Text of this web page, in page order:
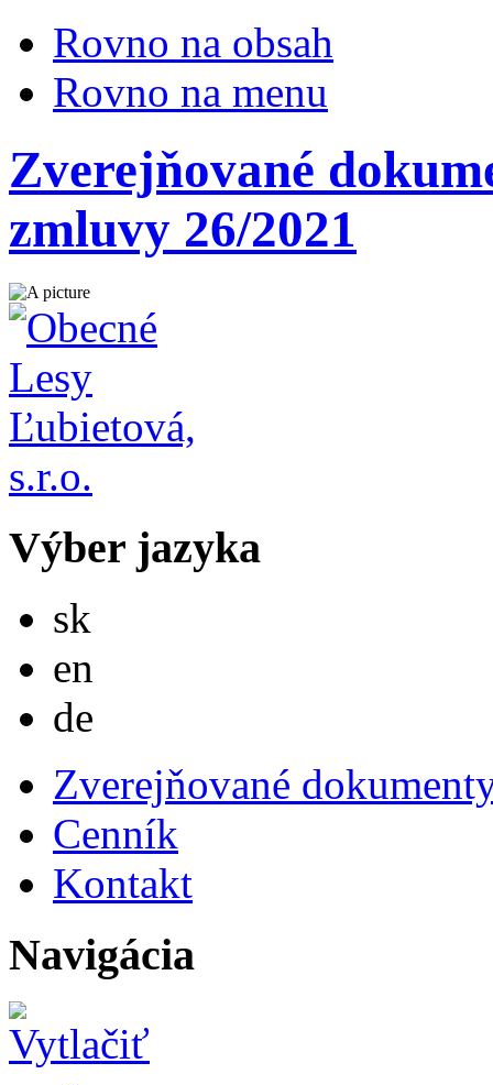
Rovno na obsah
Rovno na menu
Zverejňované
zmluvy 26/2021
Výber jazyka
sk
en
de
Zverejňované
Cenník
Kontakt
Navigácia